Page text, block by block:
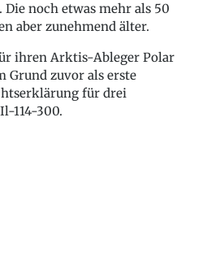
noch etwas mehr als 50
aber zunehmend älter.
ihren Arktis-Ableger Polar
Grund zuvor als erste
für drei
114-300.